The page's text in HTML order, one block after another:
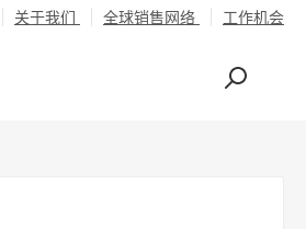
关于我们 全球销售网络 工作机会